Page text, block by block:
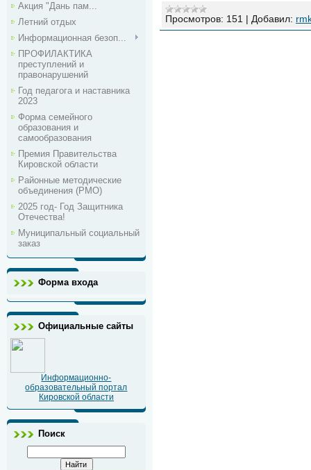
Акция "Дань пам...
Летний отдых
Информационная безоп...
ПРОФИЛАКТИКА
преступлений и
правонарушений
Год педагога и наставника
2023
Форма семейного
образования и
самообразования
Премия Правительства
Кировской области
Районные методические
объединения (РМО)
2025 год- Год Защитника
Отечества!
Муниципальный социальный
заказ
Форма входа
Официальные сайты
Информационно-
образовательный портал
Кировской области
Поиск
Просмотров: 151 | Добавил: